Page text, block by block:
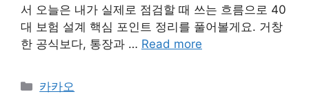
서 오늘은 내가 실제로 점검할 때 쓰는 흐름으로 40
대 보험 설계 핵심 포인트 정리를 풀어볼게요. 거창
한 공식보다, 통장과 … Read more
카
카카오